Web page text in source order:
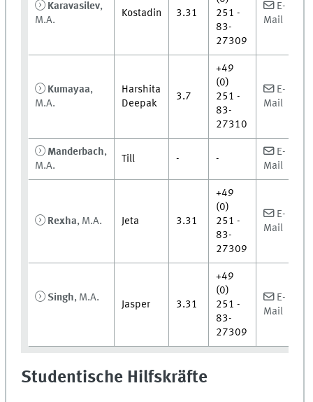
Karavasilev,
M.A.
Kostadin 3.31
251 -
83-
27309
E-
Mail
Kumayaa,
M.A.
Harshita
Deepak
3.7
+49
(0)
251 -
83-
27310
E-
Mail
Manderbach,
M.A.
Till - -
E-
Mail
Rexha, M.A. Jeta 3.31
+49
(0)
251 -
83-
27309
E-
Mail
Singh, M.A.
Jasper 3.31
+49
(0)
251 -
83-
27309
E-
Mail
Studentische Hilfskräfte